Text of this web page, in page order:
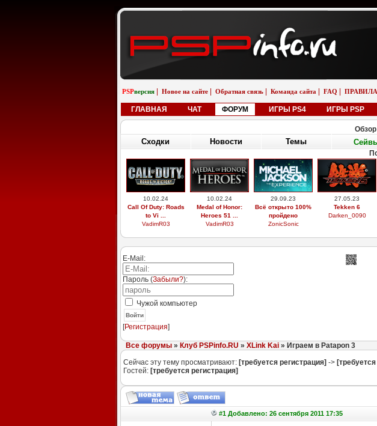
PSPверсия Новое на сайте Обратная связь Команда сайта FAQ ПРАВИЛА
ГЛАВНАЯ ЧАТ ФОРУМ ИГРЫ PS4 ИГРЫ PSP
Обзор
Сходки Новости Темы
10.02.24
Call Of Duty: Roads
to Vi ...
VadimR03
10.02.24
Medal of Honor:
Heroes 51 ...
VadimR03
29.09.23
Всё открыто 100%
пройдено
ZonicSonic
27.05.23
Tekken 6
Darken_0090
E-Mail:
Пароль (Забыли?):
Чужой компьютер
Войти
[Регистрация]
Все форумы» Клуб PSPinfo.RU » XLink Kai» Играем в Patapon 3
Сейчас эту тему просматривают: [требуется регистрация] ->
Гостей: [требуется регистрация]
#1 Добавлено: 26 сентября 2011 17:35